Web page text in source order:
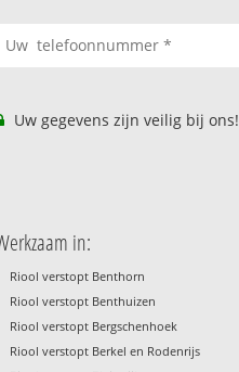
Uw gegevens zijn veilig bij ons!
in:
Riool verstopt Benthorn
Riool verstopt Benthuizen
Riool verstopt Bergschenhoek
Riool verstopt Berkel en Rodenrijs